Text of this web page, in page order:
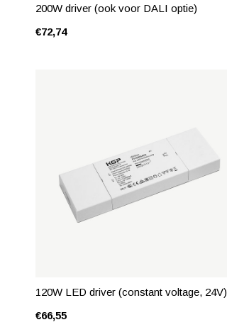
200W driver (ook voor DALI optie)
€72,74
120W LED driver (constant voltage, 24V)
€66,55